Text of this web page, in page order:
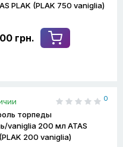
PLAK (PLAK 750 vaniglia)
грн.
0
торпеды
vaniglia 200 мл ATAS
200 vaniglia)